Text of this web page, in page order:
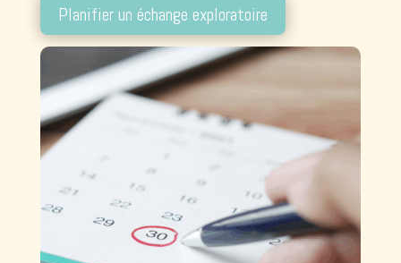
Planifier un échange exploratoire